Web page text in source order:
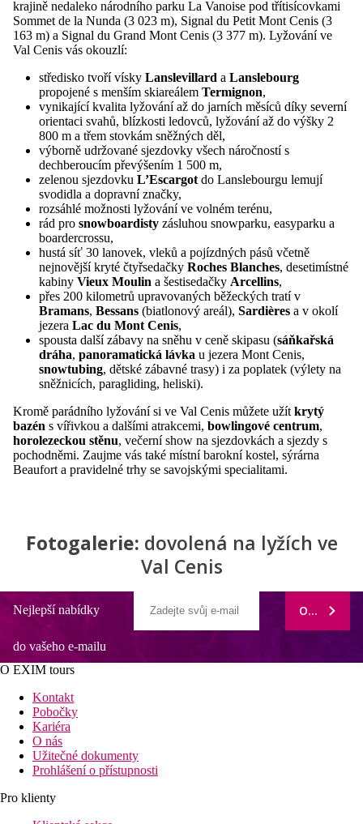
krajině nedaleko národního parku La Vanoise pod třítisícovkami
Sommet de la Nunda (3 023 m), Signal du Petit Mont Cenis (3
163 m) a Signal du Grand Mont Cenis (3 377 m). Lyžování ve
Val Cenis vás okouzlí:
středisko tvoří vísky Lanslevillard a Lanslebourg
propojené s menším skiareálem Termignon,
vynikající kvalita lyžování až do jarních měsíců díky severní
orientaci svahů, blízkosti ledovců, lyžování až do výšky 2
800 m a třem stovkám sněžných děl,
výborně udržované sjezdovky všech náročností s
dechberoucím převýšením 1 500 m,
zelenou sjezdovku L’Escargot do Lanslebourgu lemují
svodidla a dopravní značky,
rozsáhlé možnosti lyžování ve volném terénu,
rád pro snowboardisty zásluhou snowparku, easyparku a
boardercrossu,
hustá síť 30 lanovek, vleků a pojízdných pásů včetně
nejnovější kryté čtyřsedačky Roches Blanches, desetimístné
kabiny Vieux Moulin a šestisedačky Arcellins,
přes 200 kilometrů upravovaných běžeckých tratí v
Bramans, Bessans (biatlonový areál), Sardières a v okolí
jezera Lac du Mont Cenis,
spousta další zábavy na sněhu v ceně skipasu (sáňkařská
dráha, panoramatická lávka u jezera Mont Cenis,
snowtubing, dětské zábavné trasy) i za poplatek (výlety na
sněžnicích, paragliding, heliski).
Kromě parádního lyžování si ve Val Cenis můžete užít krytý
bazén s vířivkou a dalšími atrakcemi, bowlingové centrum,
horolezeckou stěnu, večerní show na sjezdovkách a sjezdy s
pochodněmi. Zaujme vás také místní barokní kostel, sýrárna
Beaufort a pravidelné trhy se savojskými specialitami.
Fotogalerie: dovolená na lyžích ve
Val Cenis
Nejlepší nabídky
do vašeho e-mailu
ODEBÍRAT
O EXIM tours
Kontakt
Pobočky
Kariéra
O nás
Užitečné dokumenty
Prohlášení o přístupnosti
Pro klienty